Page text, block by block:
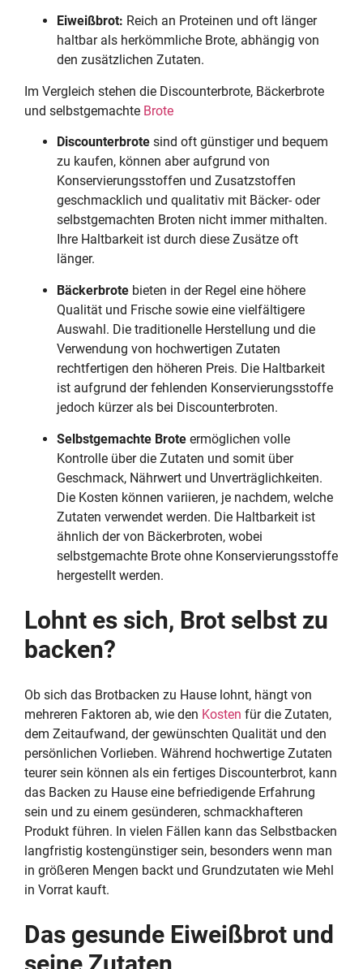
Eiweißbrot: Reich an Proteinen und oft länger
haltbar als herkömmliche Brote, abhängig von
den zusätzlichen Zutaten.
Im Vergleich stehen die Discounterbrote, Bäckerbrote
und selbstgemachte Brote
Discounterbrote sind oft günstiger und bequem
zu kaufen, können aber aufgrund von
Konservierungsstoffen und Zusatzstoffen
geschmacklich und qualitativ mit Bäcker- oder
selbstgemachten Broten nicht immer mithalten.
Ihre Haltbarkeit ist durch diese Zusätze oft
länger.
Bäckerbrote bieten in der Regel eine höhere
Qualität und Frische sowie eine vielfältigere
Auswahl. Die traditionelle Herstellung und die
Verwendung von hochwertigen Zutaten
rechtfertigen den höheren Preis. Die Haltbarkeit
ist aufgrund der fehlenden Konservierungsstoffe
jedoch kürzer als bei Discounterbroten.
Selbstgemachte Brote ermöglichen volle
Kontrolle über die Zutaten und somit über
Geschmack, Nährwert und Unverträglichkeiten.
Die Kosten können variieren, je nachdem, welche
Zutaten verwendet werden. Die Haltbarkeit ist
ähnlich der von Bäckerbroten, wobei
selbstgemachte Brote ohne Konservierungsstoffe
hergestellt werden.
Lohnt es sich, Brot selbst zu
backen?
Ob sich das Brotbacken zu Hause lohnt, hängt von
mehreren Faktoren ab, wie den Kosten für die Zutaten,
dem Zeitaufwand, der gewünschten Qualität und den
persönlichen Vorlieben. Während hochwertige Zutaten
teurer sein können als ein fertiges Discounterbrot, kann
das Backen zu Hause eine befriedigende Erfahrung
sein und zu einem gesünderen, schmackhafteren
Produkt führen. In vielen Fällen kann das Selbstbacken
langfristig kostengünstiger sein, besonders wenn man
in größeren Mengen backt und Grundzutaten wie Mehl
in Vorrat kauft.
Das gesunde Eiweißbrot und